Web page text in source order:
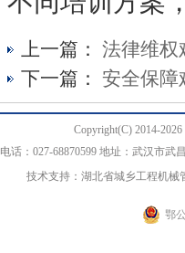
上一篇： 法律维权
下一篇： 安全保障
Copyright(C) 2014-
电话：027-68870599 地址：武汉市
技术支持：湖北省城乡工程机
鄂